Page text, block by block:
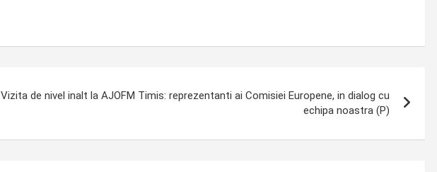
Vizita de nivel inalt la AJOFM Timis: reprezentanti ai Comisiei Europene, in dialog cu
echipa noastra (P)